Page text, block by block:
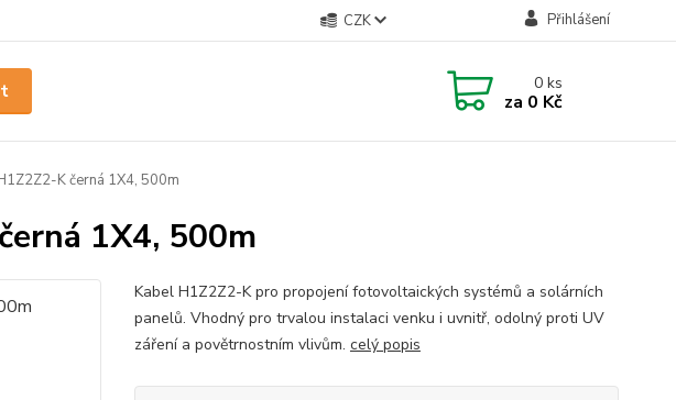
CZK Přihlášení
0ks
za 0 Kč
K černá 1X4, 500m
1X4, 500m
Kabel H1Z2Z2-K pro propojení fotovoltaických systémů a solárních
panelů. Vhodný pro trvalou instalaci venku i uvnitř, odolný proti UV
záření a povětrnostním vlivům. celý popis